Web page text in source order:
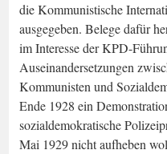
die Kommunistische
ausgegeben. Belege dafür
im Interesse der KPD-
Auseinandersetzungen
Kommunisten und
Ende 1928 ein
sozialdemokratische
Mai 1929 nicht aufheben